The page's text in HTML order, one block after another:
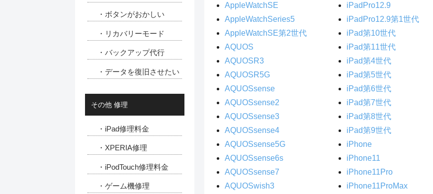
AppleWatchSE
AppleWatchSeries5
AppleWatchSE第2世代
AQUOS
AQUOSR3
AQUOSR5G
AQUOSsense
AQUOSsense2
AQUOSsense3
AQUOSsense4
AQUOSsense5G
AQUOSsense6s
AQUOSsense7
AQUOSwish3
iPadPro12.9
iPadPro12.9第1世代
iPad第10世代
iPad第11世代
iPad第4世代
iPad第5世代
iPad第6世代
iPad第7世代
iPad第8世代
iPad第9世代
iPhone
iPhone11
iPhone11Pro
iPhone11ProMax
・ボタンがおかしい
・リカバリーモード
・バックアップ代行
・データを復旧させたい
その他 修理
・iPad修理料金
・XPERIA修理
・iPodTouch修理料金
・ゲーム機修理